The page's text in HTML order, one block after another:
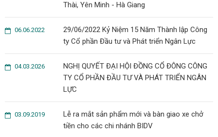
Thài, Yên Minh - Hà Giang
29/06/2022 Kỷ Niệm 15 Năm Thành lập Công
ty Cổ phần Đầu tư và Phát triển Ngân Lực
06.06.2022
NGHỊ QUYẾT ĐẠI HỘI ĐỒNG CỔ ĐÔNG CÔNG
TY CỔ PHẦN ĐẦU TƯ VÀ PHÁT TRIỂN NGÂN
LỰC
04.03.2026
Lễ ra mắt sản phẩm mới và bàn giao xe chở
tiền cho các chi nhánh BIDV
03.09.2019